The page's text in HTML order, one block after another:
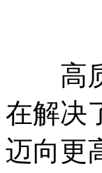
高质
在解决
迈向更